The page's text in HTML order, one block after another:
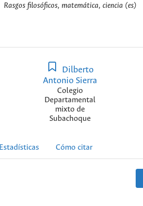
Rasgos filosóficos, matemática, ciencia (es)
Dilberto
Antonio Sierra
Colegio
Departamental
mixto de
Subachoque
Estadísticas Cómo citar